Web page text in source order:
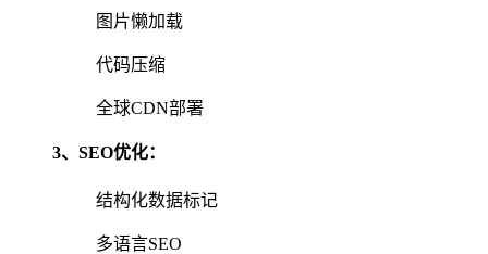
图片懒加载
代码压缩
全球CDN部署
3、 SEO优化‌：
结构化数据标记
多语言SEO